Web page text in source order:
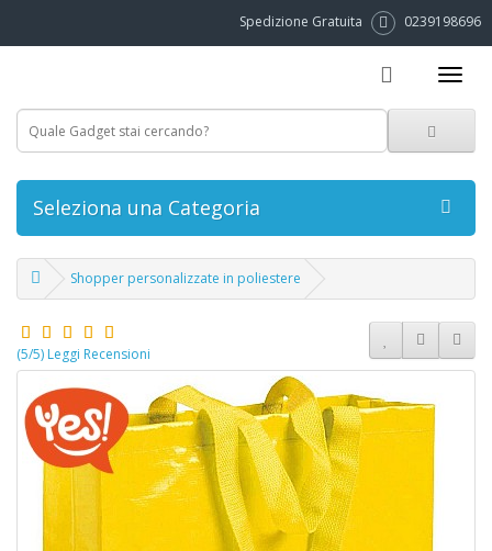
Spedizione Gratuita 0239198696
Seleziona una Categoria
Shopper personalizzate in poliestere
(5/5) Leggi Recensioni